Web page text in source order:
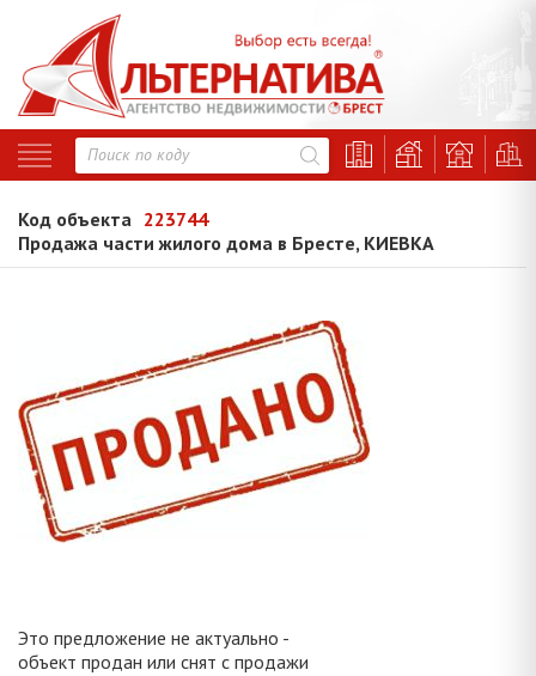
Код объекта 223744
Продажа части жилого дома в Бресте, КИЕВКА
Это предложение не актуально -
объект продан или снят с продажи